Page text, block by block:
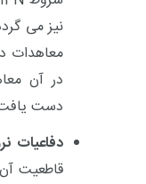
نیز می
معاهدات
در آن
دست
دفاعیات
قاطعیت